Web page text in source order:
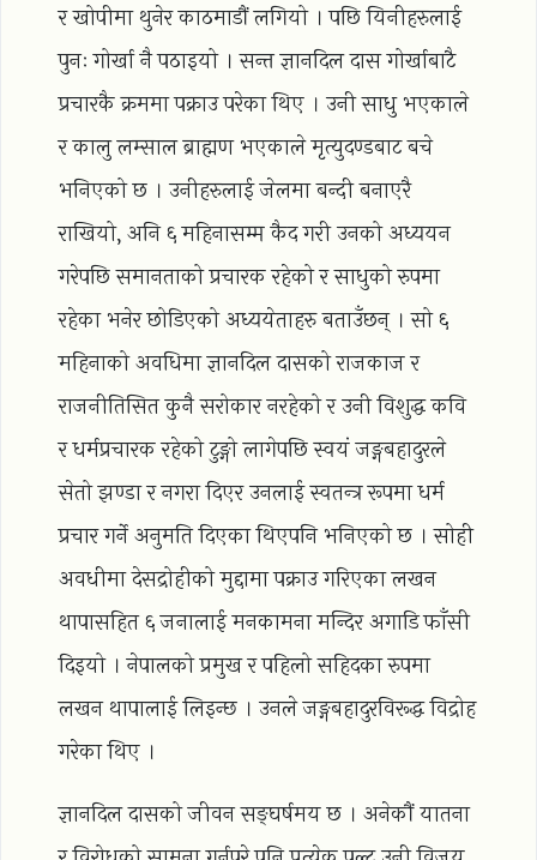
र खोपीमा थुनेर काठमाडौं लगियो । पछि यिनीहरुलाई
पुनः गोर्खा नै पठाइयो । सन्त ज्ञानदिल दास गोर्खाबाटै
प्रचारकै क्रममा पक्राउ परेका थिए । उनी साधु भएकाले
र कालु लम्साल ब्राह्मण भएकाले मृत्युदण्डबाट बचे
भनिएको छ । उनीहरुलाई जेलमा बन्दी बनाएरै
राखियो, अनि ६ महिनासम्म कैद गरी उनको अध्ययन
गरेपछि समानताको प्रचारक रहेको र साधुको रुपमा
रहेका भनेर छोडिएको अध्ययेताहरु बताउँछन् । सो ६
महिनाको अवधिमा ज्ञानदिल दासको राजकाज र
राजनीतिसित कुनै सरोकार नरहेको र उनी विशुद्ध कवि
र धर्मप्रचारक रहेको टुङ्गो लागेपछि स्वयं जङ्गबहादुरले
सेतो झण्डा र नगरा दिएर उनलाई स्वतन्त्र रूपमा धर्म
प्रचार गर्ने अनुमति दिएका थिएपनि भनिएको छ । सोही
अवधीमा देसद्रोहीको मुद्दामा पक्राउ गरिएका लखन
थापासहित ६ जनालाई मनकामना मन्दिर अगाडि फाँसी
दिइयो । नेपालको प्रमुख र पहिलो सहिदका रुपमा
लखन थापालाई लिइन्छ । उनले जङ्गबहादुरविरूद्ध विद्रोह
गरेका थिए ।
ज्ञानदिल दासको जीवन सङ्घर्षमय छ । अनेकौं यातना